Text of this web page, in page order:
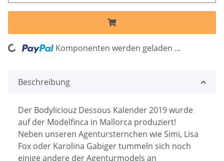
Komponenten werden geladen ...
Beschreibung
Der Bodyliciouz Dessous Kalender 2019 wurde
auf der Modelfinca in Mallorca produziert!
Neben unseren Agentursternchen wie Simi, Lisa
Fox oder Karolina Gabiger tummeln sich noch
einige andere der Agenturmodels an